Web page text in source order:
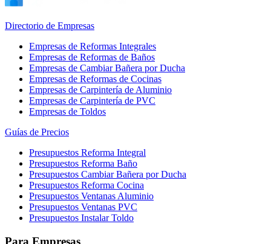
Directorio de Empresas
Empresas de Reformas Integrales
Empresas de Reformas de Baños
Empresas de Cambiar Bañera por Ducha
Empresas de Reformas de Cocinas
Empresas de Carpintería de Aluminio
Empresas de Carpintería de PVC
Empresas de Toldos
Guías de Precios
Presupuestos Reforma Integral
Presupuestos Reforma Baño
Presupuestos Cambiar Bañera por Ducha
Presupuestos Reforma Cocina
Presupuestos Ventanas Aluminio
Presupuestos Ventanas PVC
Presupuestos Instalar Toldo
Para Empresas